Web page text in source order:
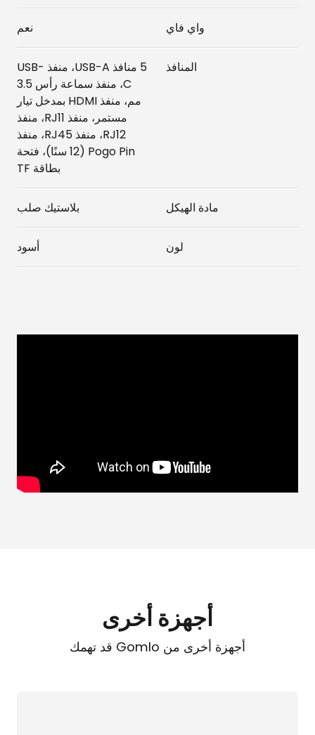
واي فاي نعم
المنافذ
5 منافذ USB-A، منفذ USB-
C، منفذ سماعة رأس 3.5
مم، منفذ HDMI بمدخل تيار
مستمر، منفذ RJ11، منفذ
RJ12، منفذ RJ45، منفذ
Pogo Pin (12 سنًا)، فتحة
بطاقة TF
مادة الهيكل بلاستيك صلب
لون أسود
أجهزة أخرى
أجهزة أخرى من Gomlo قد تهمك